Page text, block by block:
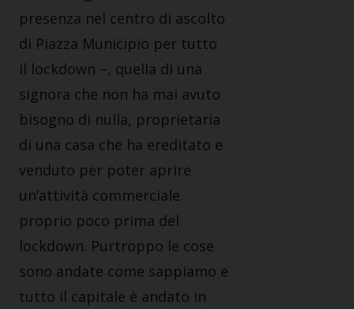
presenza nel centro di ascolto
di Piazza Municipio per tutto
il lockdown –, quella di una
signora che non ha mai avuto
bisogno di nulla, proprietaria
di una casa che ha ereditato e
venduto per poter aprire
un’attività commerciale
proprio poco prima del
lockdown. Purtroppo le cose
sono andate come sappiamo e
tutto il capitale è andato in